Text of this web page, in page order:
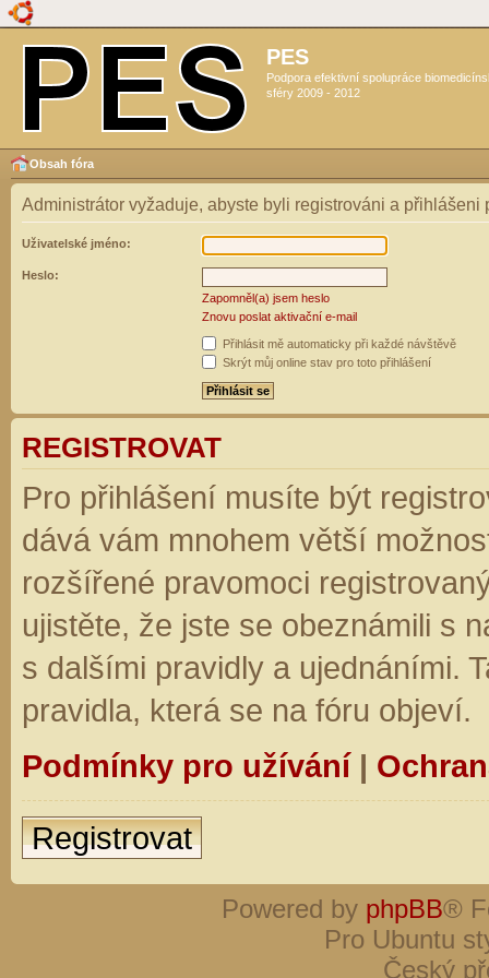
PES
Podpora efektivní spolupráce
sféry 2009 - 2012
Obsah fóra
Administrátor vyžaduje, abyste byli registrováni a přihlášeni
Uživatelské jméno:
Heslo:
Zapomněl(a) jsem heslo
Znovu poslat aktivační e-mail
Přihlásit mě automaticky při každé návštěvě
Skrýt můj online stav pro toto přihlášení
REGISTROVAT
Pro přihlášení musíte být
dává vám mnohem větší
rozšířené pravomoci
ujistěte, že jste se obeznámili s
s dalšími pravidly a ujednáními.
pravidla, která se na fóru objeví.
Podmínky pro užívání|
Registrovat
Powered by phpBB®
Pro Ubuntu
Český